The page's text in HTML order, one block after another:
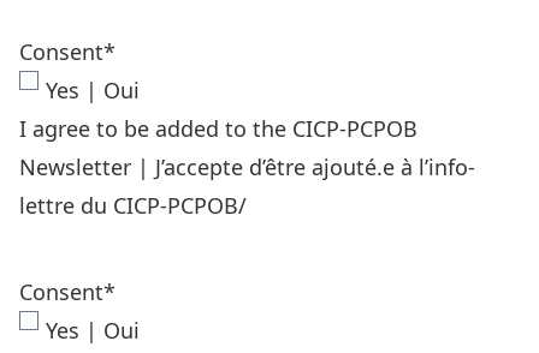
Consent*
Yes | Oui
I agree to be added to the CICP-PCPOB
Newsletter | J’accepte d’être ajouté.e à l’info-
lettre du CICP-PCPOB/
Consent*
Yes | Oui